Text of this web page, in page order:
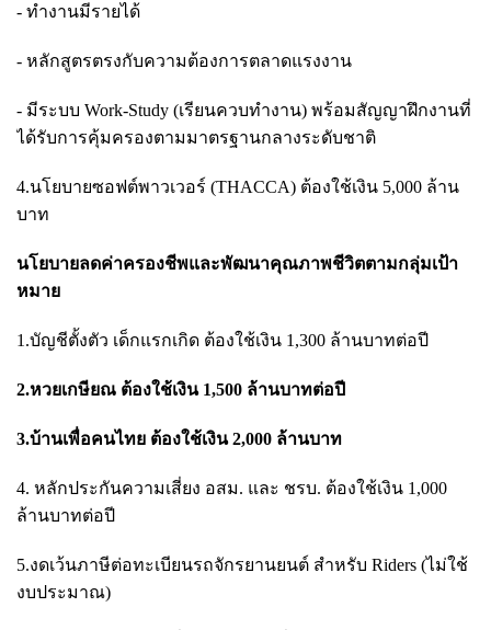
- ทำงานมีรายได้
- หลักสูตรตรงกับความต้องการตลาดแรงงาน
- มีระบบ Work-Study (เรียนควบทำงาน) พร้อมสัญญาฝึกงานที่
ได้รับการคุ้มครองตามมาตรฐานกลางระดับชาติ
4.นโยบายซอฟต์พาวเวอร์ (THACCA) ต้องใช้เงิน 5,000 ล้าน
บาท
นโยบายลดค่าครองชีพและพัฒนาคุณภาพชีวิตตามกลุ่มเป้า
หมาย
1.บัญชีตั้งตัว เด็กแรกเกิด ต้องใช้เงิน 1,300 ล้านบาทต่อปี
2.หวยเกษียณ ต้องใช้เงิน 1,500 ล้านบาทต่อปี
3.บ้านเพื่อคนไทย ต้องใช้เงิน 2,000 ล้านบาท
4. หลักประกันความเสี่ยง อสม. และ ชรบ. ต้องใช้เงิน 1,000
ล้านบาทต่อปี
5.งดเว้นภาษีต่อทะเบียนรถจักรยานยนต์ สำหรับ Riders (ไม่ใช้
งบประมาณ)